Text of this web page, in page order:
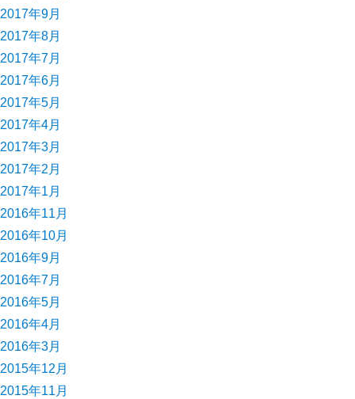
2017年9月
2017年8月
2017年7月
2017年6月
2017年5月
2017年4月
2017年3月
2017年2月
2017年1月
2016年11月
2016年10月
2016年9月
2016年7月
2016年5月
2016年4月
2016年3月
2015年12月
2015年11月